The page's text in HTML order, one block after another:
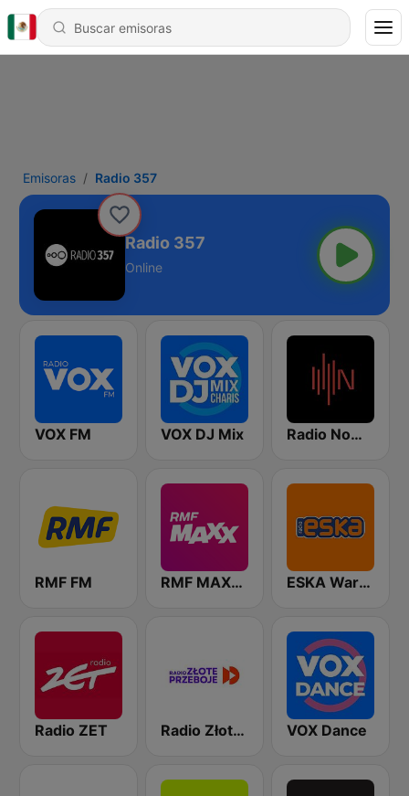
Emisoras Radio 357
Radio 357
Online
VOX FM VOX DJ Mix Radio Nowy Świat
RMF FM RMF MAXXX ESKA Warszawa
Radio ZET Radio Złote Przeboje VOX Dance